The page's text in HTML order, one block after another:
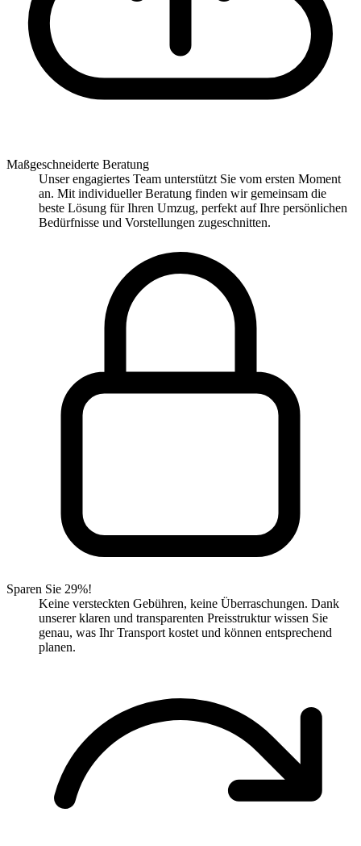
Maßgeschneiderte Beratung
Unser engagiertes Team unterstützt Sie vom ersten Moment
an. Mit individueller Beratung finden wir gemeinsam die
beste Lösung für Ihren Umzug, perfekt auf Ihre persönlichen
Bedürfnisse und Vorstellungen zugeschnitten.
Sparen Sie 29%!
Keine versteckten Gebühren, keine Überraschungen. Dank
unserer klaren und transparenten Preisstruktur wissen Sie
genau, was Ihr Transport kostet und können entsprechend
planen.